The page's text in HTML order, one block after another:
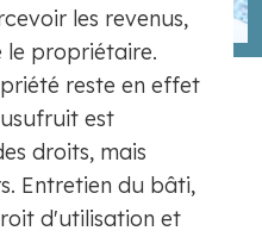
les revenus,
le propriétaire.
reste en effet
est
droits, mais
Entretien du bâti,
d'utilisation et